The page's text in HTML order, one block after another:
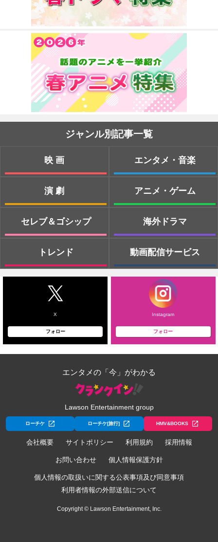
ジャンル別記事一覧
映画
演劇
セレブ＆ゴシップ
トレンド
エンタメ・音楽
アニメ・ゲーム
海外ドラマ
動画配信サービス
X
フォロー
Instagram
フォロー
エンタメの「今」がわかる
Lawson Entertainment group
ローチケ ローチケ[旅行] HMV&BOOKS
会社概要 サイトポリシー 利用規約 採用情報
お問い合わせ 個人情報保護方針
個人情報の取扱いに関する公表事項及び同意事項
利用者情報の外部送信について
Copyright © Lawson Entertainment, Inc.